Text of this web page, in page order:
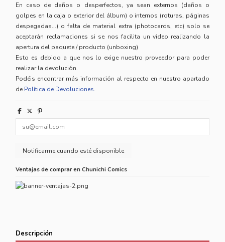
En caso de daños o desperfectos, ya sean externos (daños o
golpes en la caja o exterior del álbum) o internos (roturas, páginas
despegadas...) o falta de material extra (photocards, etc) solo se
aceptarán reclamaciones si se nos facilita un video realizando la
apertura del paquete / producto (unboxing)
Esto es debido a que nos lo exige nuestro proveedor para poder
realizar la devolución.
Podéis encontrar más información al respecto en nuestro apartado
de Política de Devoluciones.
Ventajas de comprar en Chunichi Comics
Descripción